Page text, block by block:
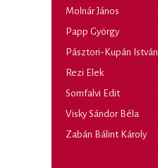
Molnár János
Papp György
Pásztori-Kupán István
Rezi Elek
Somfalvi Edit
Visky Sándor Béla
Zabán Bálint Károly